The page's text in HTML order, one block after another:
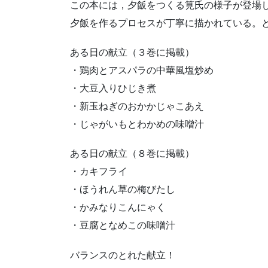
この本には，夕飯をつくる筧氏の様子が登場
夕飯を作るプロセスが丁寧に描かれている。
ある日の献立（３巻に掲載）
・鶏肉とアスパラの中華風塩炒め
・大豆入りひじき煮
・新玉ねぎのおかかじゃこあえ
・じゃがいもとわかめの味噌汁
ある日の献立（８巻に掲載）
・カキフライ
・ほうれん草の梅びたし
・かみなりこんにゃく
・豆腐となめこの味噌汁
バランスのとれた献立！